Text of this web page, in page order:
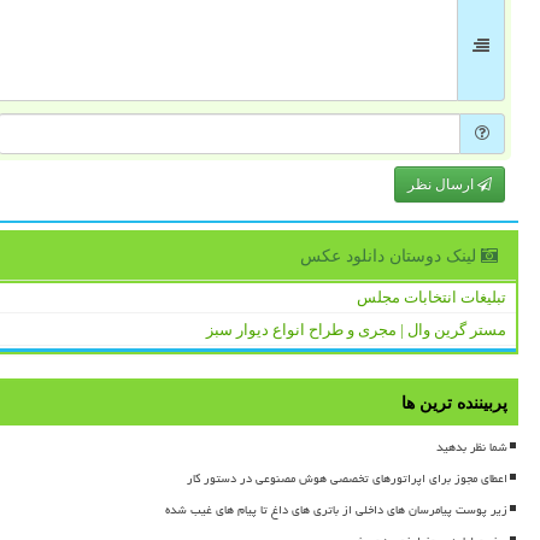
ارسال نظر
لینک دوستان دانلود عكس
تبلیغات انتخابات مجلس
مستر گرین وال | مجری و طراح انواع دیوار سبز
پربیننده ترین ها
شما نظر بدهید
اعطای مجوز برای اپراتورهای تخصصی هوش مصنوعی در دستور کار
زیر پوست پیامرسان های داخلی از باتری های داغ تا پیام های غیب شده